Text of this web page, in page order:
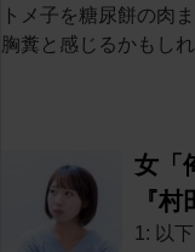
トメ子を糖尿餅の肉
胸糞と感じるかもし
女「
『
1: 以